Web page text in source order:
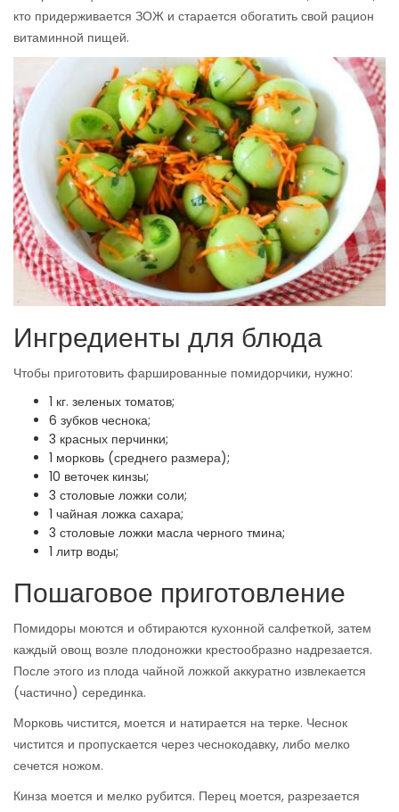
кто придерживается ЗОЖ и старается обогатить свой рацион
витаминной пищей.
Ингредиенты для блюда
Чтобы приготовить фаршированные помидорчики, нужно:
1 кг. зеленых томатов;
6 зубков чеснока;
3 красных перчинки;
1 морковь (среднего размера);
10 веточек кинзы;
3 столовые ложки соли;
1 чайная ложка сахара;
3 столовые ложки масла черного тмина;
1 литр воды;
Пошаговое приготовление
Помидоры моются и обтираются кухонной салфеткой, затем
каждый овощ возле плодоножки крестообразно надрезается.
После этого из плода чайной ложкой аккуратно извлекается
(частично) серединка.
Морковь чистится, моется и натирается на терке. Чеснок
чистится и пропускается через чеснокодавку, либо мелко
сечется ножом.
Кинза моется и мелко рубится. Перец моется, разрезается